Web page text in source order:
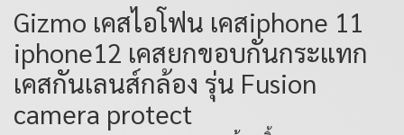
Gizmo เคสไอโฟน เคสiphone 11
iphone12 เคสยกขอบกันกระแทก
เคสกันเลนส์กล้อง รุ่น Fusion
camera protect